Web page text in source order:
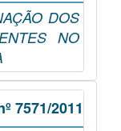
DOS
NO
7571/2011